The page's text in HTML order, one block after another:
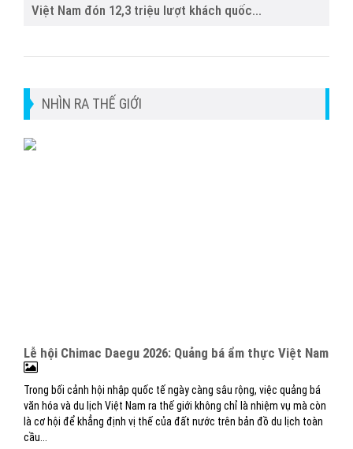
Việt Nam đón 12,3 triệu lượt khách quốc...
NHÌN RA THẾ GIỚI
Lễ hội Chimac Daegu 2026: Quảng bá ẩm thực Việt Nam
Trong bối cảnh hội nhập quốc tế ngày càng sâu rộng, việc quảng bá
văn hóa và du lịch Việt Nam ra thế giới không chỉ là nhiệm vụ mà còn
là cơ hội để khẳng định vị thế của đất nước trên bản đồ du lịch toàn
cầu...